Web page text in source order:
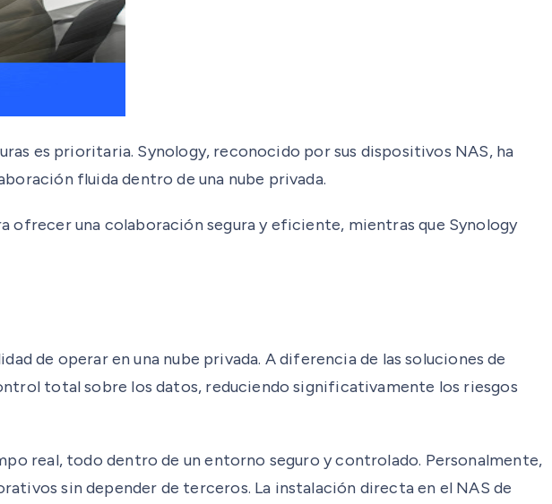
es prioritaria. Synology, reconocido por sus dispositivos NAS, ha
fluida dentro de una nube privada.
ofrecer una colaboración segura y eficiente, mientras que Synology
de operar en una nube privada. A diferencia de las soluciones de
total sobre los datos, reduciendo significativamente los riesgos
real, todo dentro de un entorno seguro y controlado. Personalmente,
sin depender de terceros. La instalación directa en el NAS de